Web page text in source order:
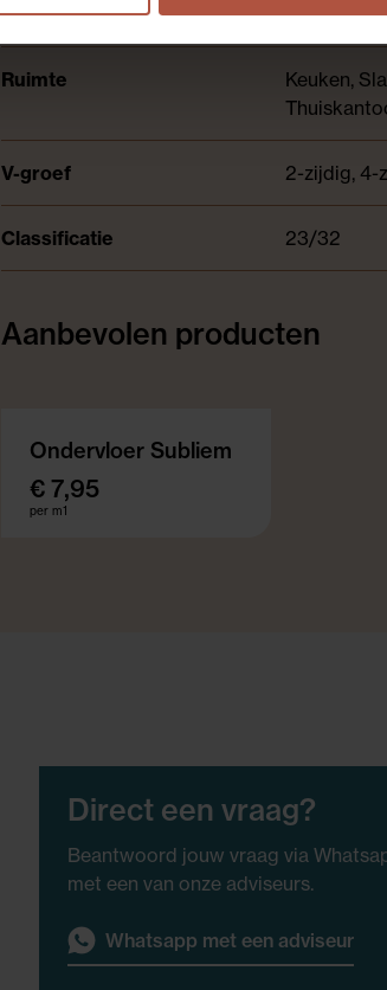
Type klikverbinding Push down
Ruimte
Keuken,
V-groef 2-zijdig, 4-
Classificatie 23/32
Aanbevolen producten
Ondervloer Subliem
€ 7,95
per m1
Direct een vraag?
Beantwoord jouw vraag via
met een van onze adviseurs.
Whatsapp met een adviseur